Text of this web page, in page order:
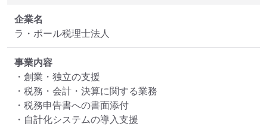
企業名
ラ・ポール税理士法人
事業内容
・創業・独立の支援
・税務・会計・決算に関する業務
・税務申告書への書面添付
・自計化システムの導入支援